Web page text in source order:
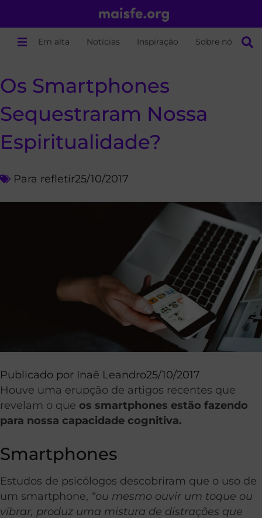
Em alta Notícias Inspiração Sobre nós
Os Smartphones
Sequestraram Nossa
Espiritualidade?
Para refletir25/10/2017
Publicado por Inaê Leandro25/10/2017
Houve uma erupção de artigos recentes que
revelam o que os smartphones estão fazendo
para nossa capacidade cognitiva.
Smartphones
Estudos de psicólogos descobriram que o uso de
um smartphone, “ou mesmo ouvir um toque ou
vibrar, produz uma mistura de distrações que